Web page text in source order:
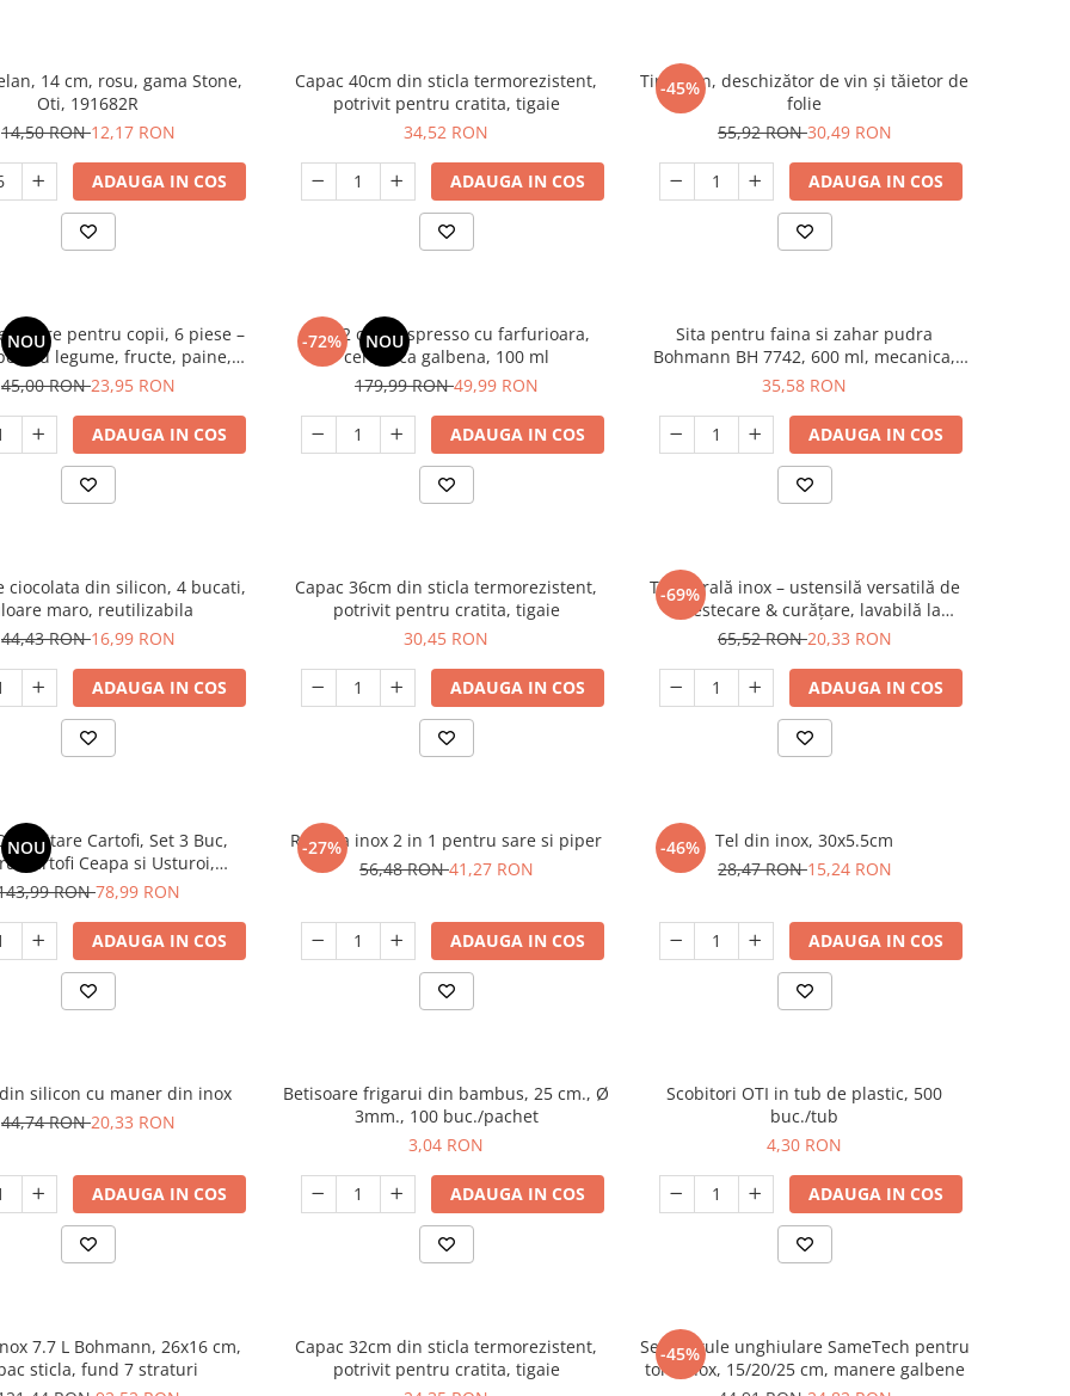
14 cm, rosu, gama Stone,
Oti, 191682R
14,50 RON12,17 RON
ADAUGA IN COS
Capac 40cm din sticla termorezistent,
potrivit pentru cratita, tigaie
34,52 RON
ADAUGA IN COS
-45%
Tirbușon, deschizător de vin și tăietor de
folie
55,92 RON30,49 RON
ADAUGA IN COS
NOU
sigure pentru copii, 6 piese –
legume, fructe, paine,
prajituri – maner ergonomic,
45,00 RON23,95 RON
ADAUGA IN COS
-72% NOU
Set 12 cesti espresso cu farfurioara,
ceramica galbena, 100 ml
179,99 RON49,99 RON
ADAUGA IN COS
Sita pentru faina si zahar pudra
Bohmann BH 7742, 600 ml, mecanica,
Inox
35,58 RON
ADAUGA IN COS
ciocolata din silicon, 4 bucati,
maro, reutilizabila
44,43 RON16,99 RON
ADAUGA IN COS
Capac 36cm din sticla termorezistent,
potrivit pentru cratita, tigaie
30,45 RON
ADAUGA IN COS
-69%
Tel spirală inox – ustensilă versatilă de
amestecare & curățare, lavabilă la
mașina de spălat
65,52 RON20,33 RON
ADAUGA IN COS
NOU
Cartofi, Set 3 Buc,
Cartofi Ceapa si Usturoi,
Legumele Proaspete Mai Mult
RON78,99 RON
ADAUGA IN COS
-27%
Rasnita inox 2 in 1 pentru sare si piper
56,48 RON41,27 RON
ADAUGA IN COS
-46%
Tel din inox, 30x5.5cm
28,47 RON15,24 RON
ADAUGA IN COS
silicon cu maner din inox
44,74 RON20,33 RON
ADAUGA IN COS
Betisoare frigarui din bambus, 25 cm., Ø
3mm., 100 buc./pachet
3,04 RON
ADAUGA IN COS
Scobitori OTI in tub de plastic, 500
buc./tub
4,30 RON
ADAUGA IN COS
7.7 L Bohmann, 26x16 cm,
sticla, fund 7 straturi
Capac 32cm din sticla termorezistent,
potrivit pentru cratita, tigaie
-45%
Set spatule unghiulare SameTech pentru
tort, inox, 15/20/25 cm, manere galbene